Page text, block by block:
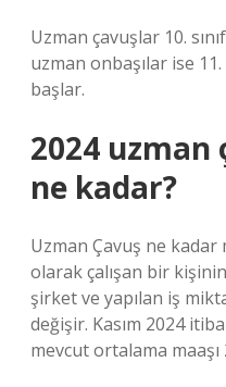
Uzman çavuşlar 10.
uzman onbaşılar ise
başlar.
2024 uzman
ne kadar?
Uzman Çavuş ne kadar
olarak çalışan bir
şirket ve yapılan iş
değişir. Kasım 2024
mevcut ortalama maaşı